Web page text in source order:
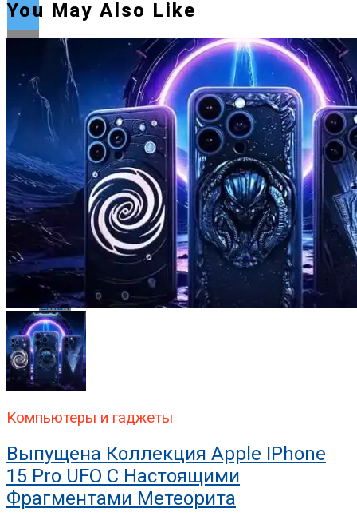
Flipboard
Reddit
Pinterest
Whatsapp
Whatsapp
Email
You May Also Like
Компьютеры и гаджеты
Выпущена Коллекция Apple IPhone
15 Pro UFO С Настоящими
Фрагментами Метеорита